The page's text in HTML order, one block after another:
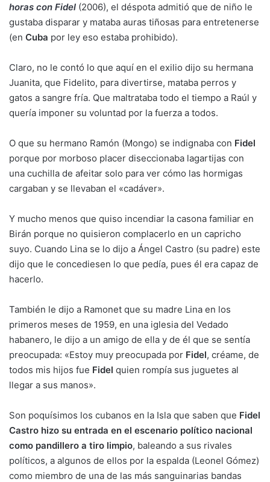
horas con Fidel (2006), el déspota admitió que de niño le
gustaba disparar y mataba auras tiñosas para entretenerse
(en Cuba por ley eso estaba prohibido).
Claro, no le contó lo que aquí en el exilio dijo su hermana
Juanita, que Fidelito, para divertirse, mataba perros y
gatos a sangre fría. Que maltrataba todo el tiempo a Raúl y
quería imponer su voluntad por la fuerza a todos.
O que su hermano Ramón (Mongo) se indignaba con Fidel
porque por morboso placer diseccionaba lagartijas con
una cuchilla de afeitar solo para ver cómo las hormigas
cargaban y se llevaban el «cadáver».
Y mucho menos que quiso incendiar la casona familiar en
Birán porque no quisieron complacerlo en un capricho
suyo. Cuando Lina se lo dijo a Ángel Castro (su padre) este
dijo que le concediesen lo que pedía, pues él era capaz de
hacerlo.
También le dijo a Ramonet que su madre Lina en los
primeros meses de 1959, en una iglesia del Vedado
habanero, le dijo a un amigo de ella y de él que se sentía
preocupada: «Estoy muy preocupada por Fidel, créame, de
todos mis hijos fue Fidel quien rompía sus juguetes al
llegar a sus manos».
Son poquísimos los cubanos en la Isla que saben que Fidel
Castro hizo su entrada en el escenario político nacional
como pandillero a tiro limpio, baleando a sus rivales
políticos, a algunos de ellos por la espalda (Leonel Gómez)
como miembro de una de las más sanguinarias bandas